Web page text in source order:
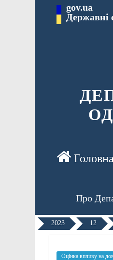
Перейти gov.ua
Державні
Про
2023 12
Оцінка впливу на